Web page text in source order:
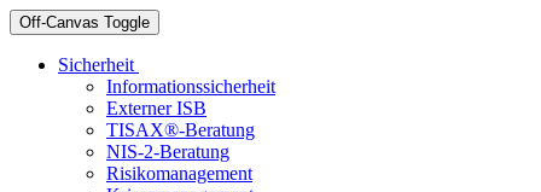
Off-Canvas Toggle
Sicherheit
Informationssicherheit
Externer ISB
TISAX®-Beratung
NIS-2-Beratung
Risikomanagement